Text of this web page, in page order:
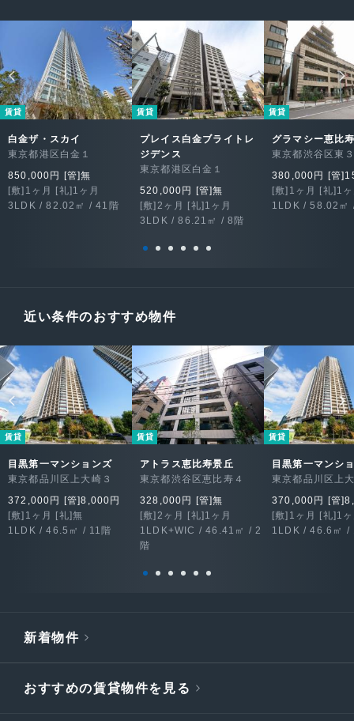
賃貸
白金ザ・スカイ
東京都港区白金１
850,000円 [管]無
[敷]1ヶ月 [礼]1ヶ月
3LDK / 82.02㎡ / 41階
賃貸
プレイス白金ブライトレ
ジデンス
東京都港区白金１
520,000円 [管]無
[敷]2ヶ月 [礼]1ヶ月
3LDK / 86.21㎡ / 8階
賃貸
グラマシー恵比
東京都渋谷区東
380,000円 [管
[敷]1ヶ月 [礼]1
1LDK / 58.02㎡
近い条件のおすすめ物件
賃貸
目黒第一マンションズ
東京都品川区上大崎３
372,000円 [管]8,000円
[敷]1ヶ月 [礼]無
1LDK / 46.5㎡ / 11階
賃貸
アトラス恵比寿景丘
東京都渋谷区恵比寿４
328,000円 [管]無
[敷]2ヶ月 [礼]1ヶ月
1LDK+WIC / 46.41㎡ / 2
階
賃貸
目黒第一マンシ
東京都品川区上
370,000円 [管
[敷]1ヶ月 [礼]1
1LDK / 46.6㎡ /
新着物件
おすすめの賃貸物件を見る